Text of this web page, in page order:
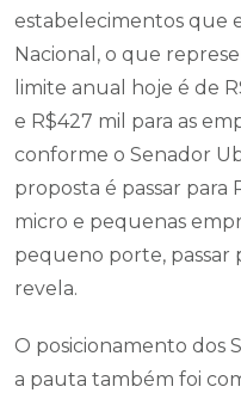
estabelecimentos que
Nacional, o que
limite anual hoje é de
e R$427 mil para as
conforme o Senador
proposta é passar para
micro e pequenas
pequeno porte, passar
revela.
O posicionamento dos
a pauta também foi